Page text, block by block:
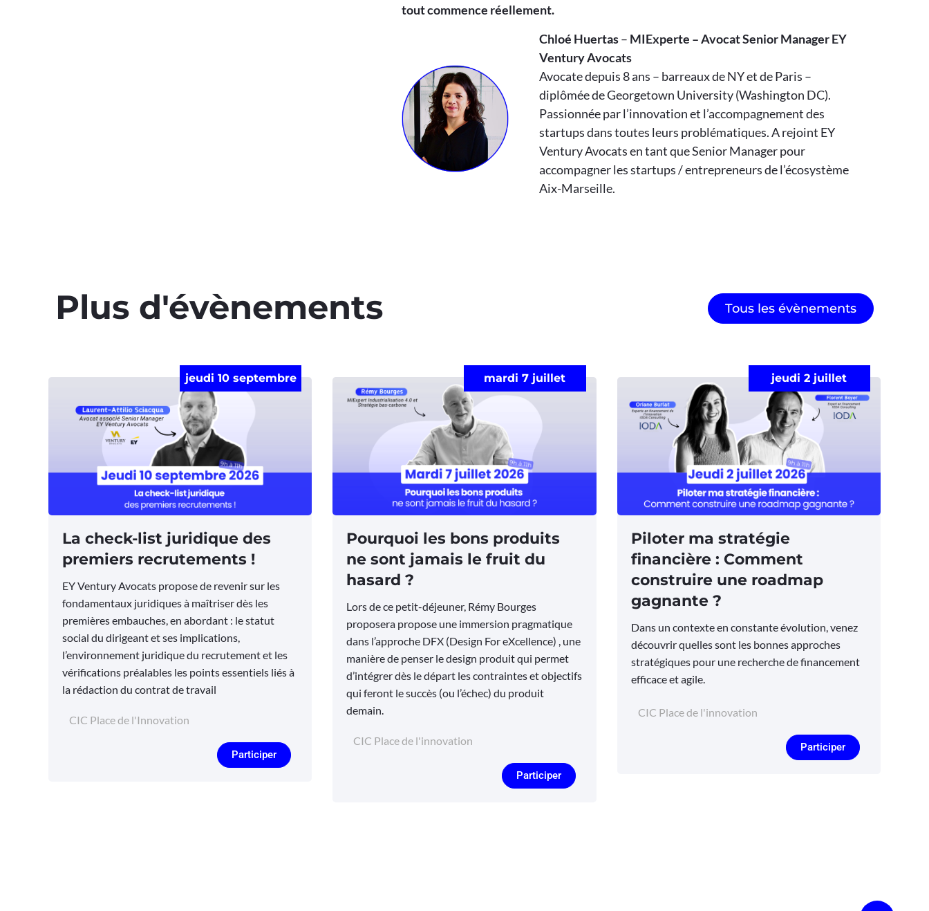
tout commence réellement.
Chloé Huertas– MIExperte – Avocat Senior Manager EY
Ventury Avocats
Avocate depuis 8 ans – barreaux de NY et de Paris –
diplômée de Georgetown University (Washington DC).
Passionnée par l’innovation et l’accompagnement des
startups dans toutes leurs problématiques. A rejoint EY
Ventury Avocats en tant que Senior Manager pour
accompagner les startups / entrepreneurs de l’écosystème
Aix-Marseille.
Plus d'évènements​ Tous les évènements
jeudi 10 septembre
La check-list juridique des
premiers recrutements !
EY Ventury Avocats propose de revenir sur les
fondamentaux juridiques à maîtriser dès les
premières embauches, en abordant : le statut
social du dirigeant et ses implications,
l’environnement juridique du recrutement et les
vérifications préalables les points essentiels liés à
la rédaction du contrat de travail
CIC Place de l'Innovation
Participer
mardi 7 juillet
Pourquoi les bons produits
ne sont jamais le fruit du
hasard ?
Lors de ce petit-déjeuner, Rémy Bourges
proposera propose une immersion pragmatique
dans l’approche DFX (Design For eXcellence) , une
manière de penser le design produit qui permet
d’intégrer dès le départ les contraintes et objectifs
qui feront le succès (ou l’échec) du produit
demain.
CIC Place de l'innovation
Participer
jeudi 2 juillet
Piloter ma stratégie
financière : Comment
construire une roadmap
gagnante ?
Dans un contexte en constante évolution, venez
découvrir quelles sont les bonnes approches
stratégiques pour une recherche de financement
efficace et agile.
CIC Place de l'innovation
Participer